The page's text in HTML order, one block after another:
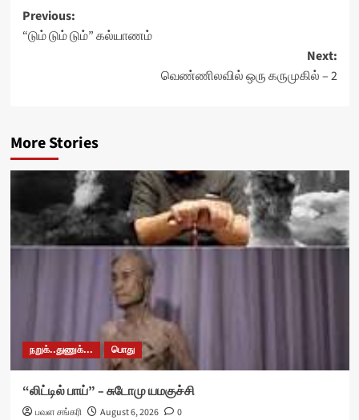
Post
navigation
Previous:
“டும் டும் டும்” கல்யாணம்
Next:
வெண்ணிலவில் ஒரு கருமுகில் – 2
More Stories
நறுக்..துணுக்... பொது
“லிட்டில் பாய்” – சுடோமு யமகுச்சி
பவள சங்கரி August 6, 2026 0